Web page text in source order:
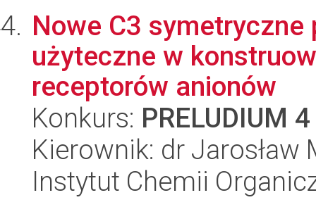
Nowe C3
użyteczne w
receptorów anionów
Konkurs: PRELUDIUM 4
Kierownik: dr Jarosław
Instytut Chemii